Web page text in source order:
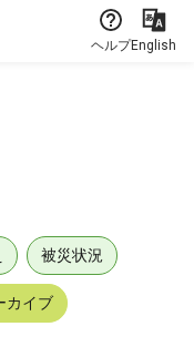
ヘルプEnglish
被災状況
カイブ